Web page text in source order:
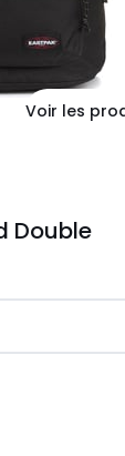
Voir les
Double